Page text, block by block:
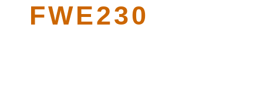
FWE230